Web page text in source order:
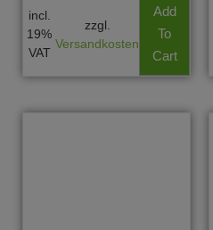
incl.
19%
VAT
zzgl.
Versandkosten
Add
To
Cart